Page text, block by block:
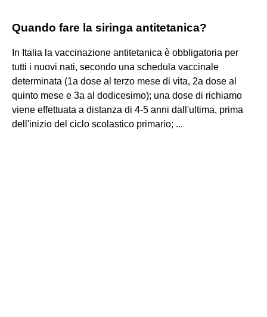
Quando fare la siringa antitetanica?
In Italia la vaccinazione antitetanica è obbligatoria per
tutti i nuovi nati, secondo una schedula vaccinale
determinata (1a dose al terzo mese di vita, 2a dose al
quinto mese e 3a al dodicesimo); una dose di richiamo
viene effettuata a distanza di 4-5 anni dall'ultima, prima
dell'inizio del ciclo scolastico primario; ...